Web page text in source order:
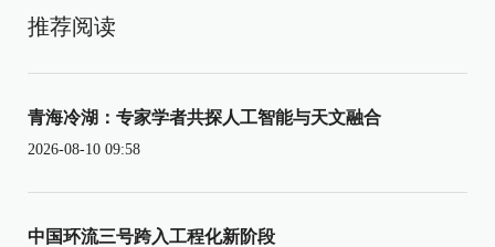
推荐阅读
青海冷湖：专家学者共探人工智能与天文融合
2026-08-10 09:58
中国环流三号跨入工程化新阶段